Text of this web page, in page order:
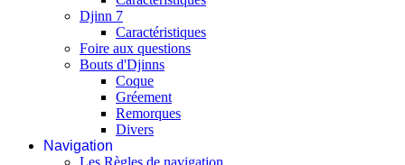
Djinn 7
Caractéristiques
Foire aux questions
Bouts d'Djinns
Coque
Gréement
Remorques
Divers
Navigation
Les Règles de navigation